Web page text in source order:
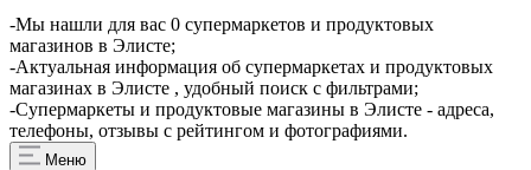
​-Мы нашли для вас 0 супермаркетов и продуктовых
магазинов в Элисте;
-Актуальная информация об супермаркетах и продуктовых
магазинах в Элисте , удобный поиск с фильтрами;
-Супермаркеты и продуктовые магазины в Элисте - адреса,
телефоны, отзывы с рейтингом и фотографиями.
Меню